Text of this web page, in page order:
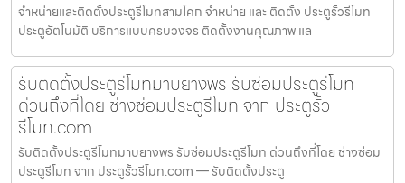
จำหน่ายและติดตั้งประตูรีโมทสามโคก จำหน่าย และ ติดตั้ง ประตูรั้วรีโมท
ประตูอัตโนมัติ บริการแบบครบวงจร ติดตั้งงานคุณภาพ แล
รับติดตั้งประตูรีโมทมาบยางพร รับซ่อมประตูรีโมท
ด่วนถึงที่โดย ช่างซ่อมประตูรีโมท จาก ประตูรั้ว
รีโมท.com
รับติดตั้งประตูรีโมทมาบยางพร รับซ่อมประตูรีโมท ด่วนถึงที่โดย ช่างซ่อม
ประตูรีโมท จาก ประตูรั้วรีโมท.com — รับติดตั้งประตู